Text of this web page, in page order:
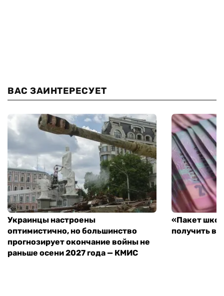
ВАС ЗАИНТЕРЕСУЕТ
Украинцы настроены
оптимистично, но большинство
прогнозирует окончание войны не
раньше осени 2027 года — КМИС
«Пакет
получить